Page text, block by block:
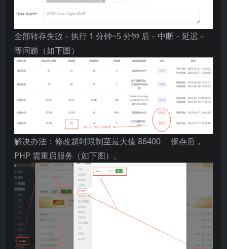
全部转存失败 – 执行 1 分钟~5 分钟 后 – 中断 – 延迟 –
等问题（如下图）
解决办法：修改超时限制至最大值 86400 保存后，
PHP 需重启服务（如下图）。